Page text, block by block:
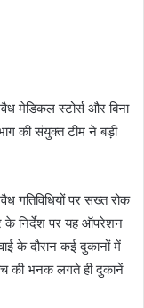
मेडिकल स्टोर्स और बिना
की संयुक्त टीम ने बड़ी
गतिविधियों पर सख्त रोक
के निर्देश पर यह ऑपरेशन
के दौरान कई दुकानों में
की भनक लगते ही दुकानें